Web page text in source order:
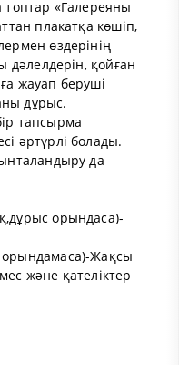
«Галереяны
плакатқа көшіп,
өздерінің
дәлелдерін, қойған
жауап беруші
дұрыс.
тапсырма
әртүрлі болады.
да
орындаса)-
Жақсы
және қателіктер